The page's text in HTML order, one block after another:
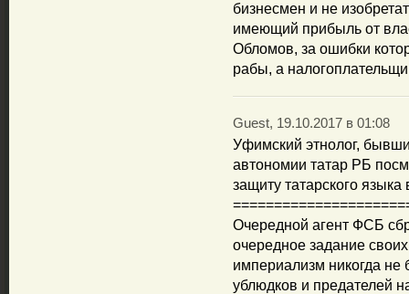
бизнесмен и не
имеющий прибыль от
Обломов, за ошибки
рабы, а
Guest, 19.10.2017 в 01:08
Уфимский этнолог,
автономии татар РБ
защиту татарского языка
Очередной агент ФСБ
очередное задание
империализм никогда не
ублюдков и предателей